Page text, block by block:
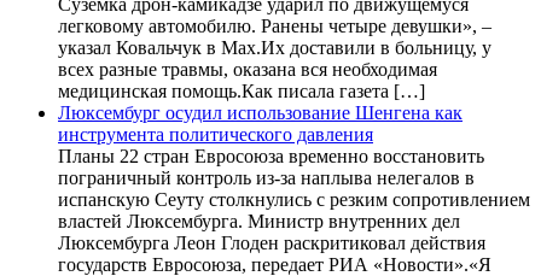
Суземка дрон-камикадзе ударил по движущемуся
легковому автомобилю. Ранены четыре девушки», –
указал Ковальчук в Max.Их доставили в больницу, у
всех разные травмы, оказана вся необходимая
медицинская помощь.Как писала газета […]
Люксембург осудил использование Шенгена как
инструмента политического давления
Планы 22 стран Евросоюза временно восстановить
пограничный контроль из-за наплыва нелегалов в
испанскую Сеуту столкнулись с резким сопротивлением
властей Люксембурга. Министр внутренних дел
Люксембурга Леон Глоден раскритиковал действия
государств Евросоюза, передает РИА «Новости».«Я